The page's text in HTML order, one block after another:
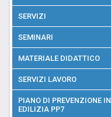
SERVIZI
SEMINARI
MATERIALE DIDATTICO
SERVIZI LAVORO
PIANO DI PREVENZIONE IN
EDILIZIA PP7